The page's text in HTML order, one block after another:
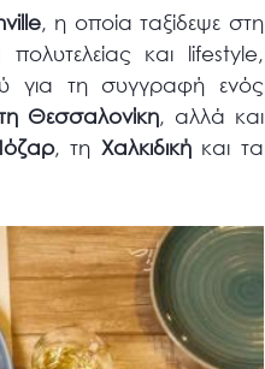
, η οποία ταξίδεψε στη
πολυτελείας και lifestyle,
για τη συγγραφή ενός
Θεσσαλονίκη, αλλά και
, τη Χαλκιδική και τα